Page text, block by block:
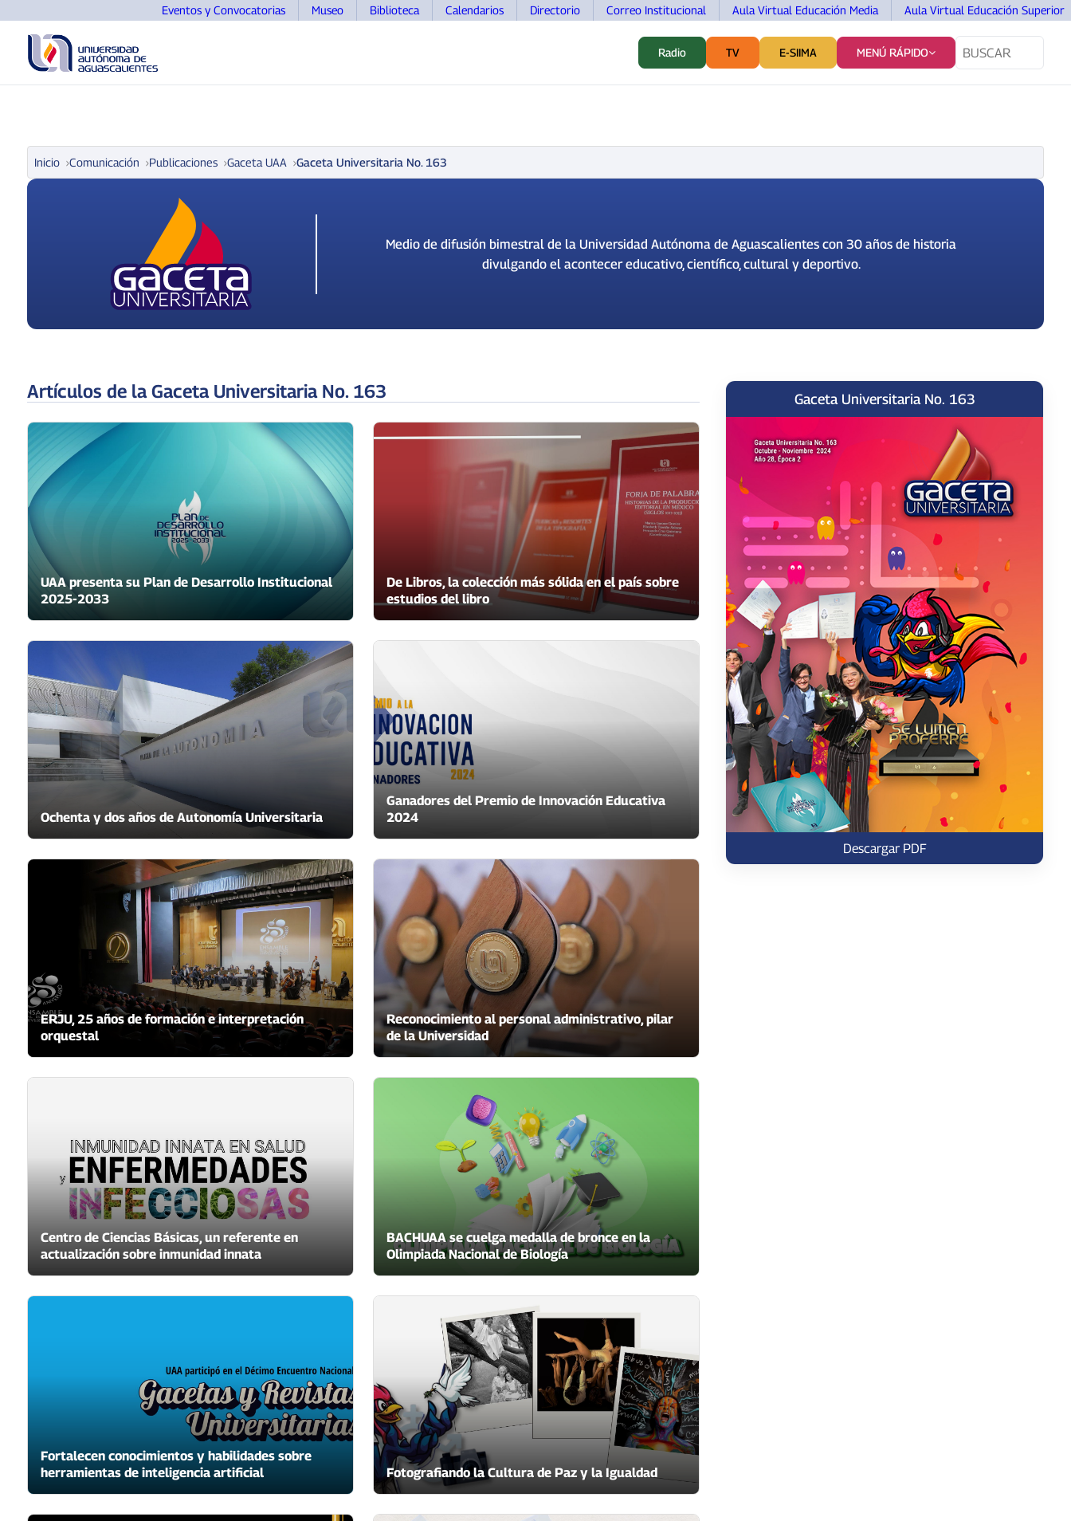
Eventos y Convocatorias Museo Biblioteca Calendarios Directorio Correo Institucional Aula Virtual Educación Media Aula Virtual Educación Superior
Radio TV E-SIIMA MENÚ RÁPIDO
Inicio Comunicación Publicaciones Gaceta UAA Gaceta Universitaria No. 163
Medio de difusión bimestral de la Universidad Autónoma de Aguascalientes con 30 años de historia
divulgando el acontecer educativo, científico, cultural y deportivo.
Artículos de la Gaceta Universitaria No. 163
UAA presenta su Plan de Desarrollo Institucional
2025-2033
De Libros, la colección más sólida en el país sobre
estudios del libro
Ochenta y dos años de Autonomía Universitaria
Ganadores del Premio de Innovación Educativa
2024
ERJU, 25 años de formación e interpretación
orquestal
Reconocimiento al personal administrativo, pilar
de la Universidad
Centro de Ciencias Básicas, un referente en
actualización sobre inmunidad innata
BACHUAA se cuelga medalla de bronce en la
Olimpiada Nacional de Biología
Fortalecen conocimientos y habilidades sobre
herramientas de inteligencia artificial
Fotografiando la Cultura de Paz y la Igualdad
Gaceta Universitaria No. 163
Descargar PDF